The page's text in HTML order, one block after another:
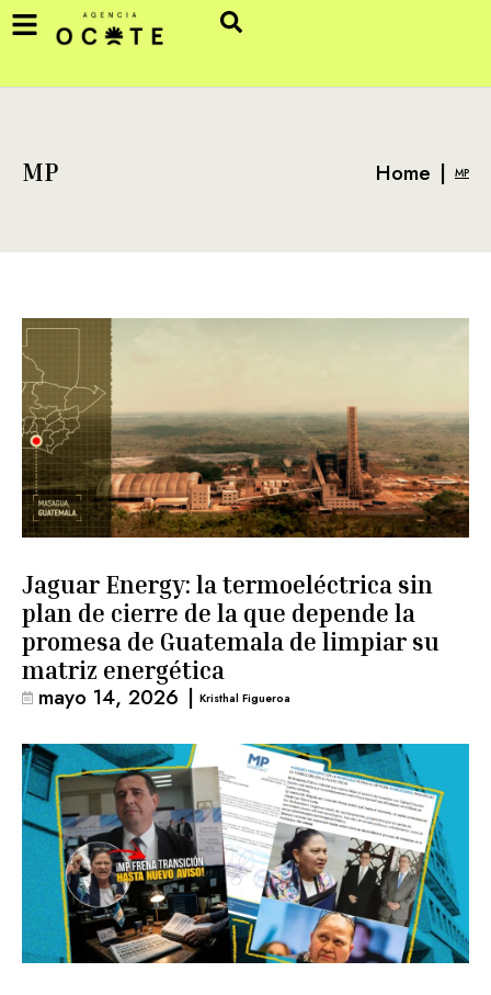
MP Home | MP
Jaguar Energy: la termoeléctrica sin
plan de cierre de la que depende la
promesa de Guatemala de limpiar su
matriz energética
mayo 14, 2026 | Kristhal Figueroa